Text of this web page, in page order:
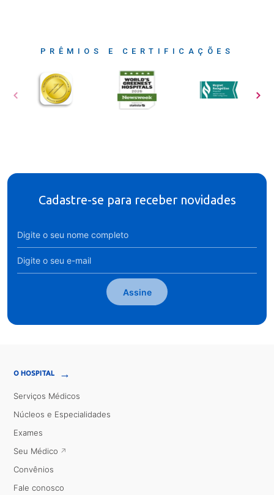
PRÊMIOS E CERTIFICAÇÕES
Cadastre-se para receber novidades
Assine
O HOSPITAL →
Serviços Médicos
Núcleos e Especialidades
Exames
Seu Médico
Convênios
Fale conosco